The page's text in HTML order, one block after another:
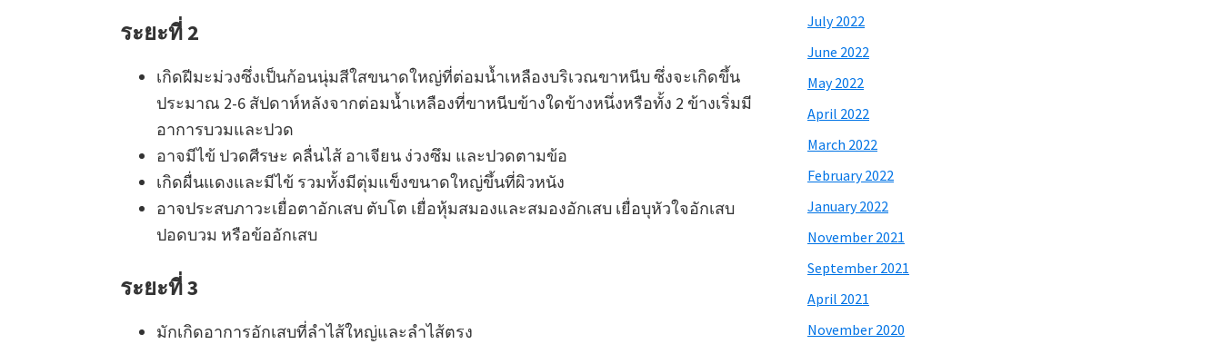
ระยะที่ 2
เกิดฝีมะม่วงซึ่งเป็นก้อนนุ่มสีใสขนาดใหญ่ที่ต่อมน้ำเหลืองบริเวณขาหนีบ ซึ่งจะเกิดขึ้น
ประมาณ 2-6 สัปดาห์หลังจากต่อมน้ำเหลืองที่ขาหนีบข้างใดข้างหนึ่งหรือทั้ง 2 ข้างเริ่มมี
อาการบวมและปวด
อาจมีไข้ ปวดศีรษะ คลื่นไส้ อาเจียน ง่วงซึม และปวดตามข้อ
เกิดผื่นแดงและมีไข้ รวมทั้งมีตุ่มแข็งขนาดใหญ่ขึ้นที่ผิวหนัง
อาจประสบภาวะเยื่อตาอักเสบ ตับโต เยื่อหุ้มสมองและสมองอักเสบ เยื่อบุหัวใจอักเสบ
ปอดบวม หรือข้ออักเสบ
ระยะที่ 3
มักเกิดอาการอักเสบที่ลำไส้ใหญ่และลำไส้ตรง
July 2022
June 2022
May 2022
April 2022
March 2022
February 2022
January 2022
November 2021
September 2021
April 2021
November 2020